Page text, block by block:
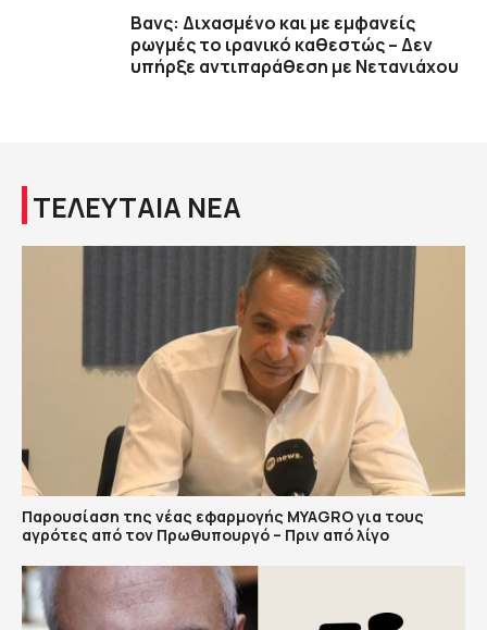
Βανς: Διχασμένο και με εμφανείς
ρωγμές το ιρανικό καθεστώς – Δεν
υπήρξε αντιπαράθεση με Νετανιάχου
ΤΕΛΕΥΤΑΙΑ ΝΕΑ
Παρουσίαση της νέας εφαρμογής MYAGRO για τους
αγρότες από τον Πρωθυπουργό – Πριν από λίγο